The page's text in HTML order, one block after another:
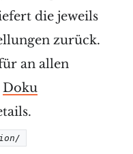
die jeweils
zurück.
an allen
Doku